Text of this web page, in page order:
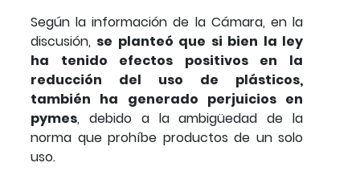
Según la información de la Cámara, en la
discusión, se planteó que si bien la ley
ha tenido efectos positivos en la
reducción del uso de plásticos,
también ha generado perjuicios en
pymes, debido a la ambigüedad de la
norma que prohíbe productos de un solo
uso.